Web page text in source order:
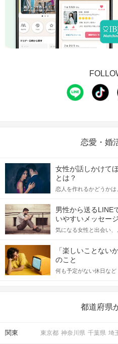
恋愛・婚
女性が話しかけて
とは？
恋人を作れるかどうか
てアプローチできるか
格的に始めようとしてい
をしっかりと理解し、
記事では、女性が話しか
合にどのような行動に
男性から送るLINE
いやすいメッセー
気になる女性と出会い
しかし、中には「どう
っしゃるのではないで
送るLINEでのデートの
えながら解説するので、
「楽しいことない
のこと
何も予定がない休日な
の楽しいことアイデア
都道府県
関東 東京都 神奈川県 千葉県 埼